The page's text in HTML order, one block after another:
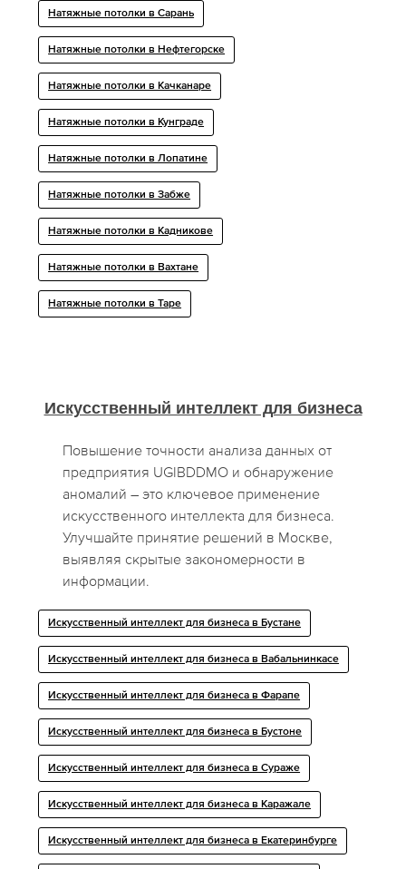
Натяжные потолки в Сарань
Натяжные потолки в Нефтегорске
Натяжные потолки в Качканаре
Натяжные потолки в Кунграде
Натяжные потолки в Лопатине
Натяжные потолки в Забже
Натяжные потолки в Кадникове
Натяжные потолки в Вахтане
Натяжные потолки в Таре
Искусственный интеллект для бизнеса
Повышение точности анализа данных от
предприятия UGIBDDMO и обнаружение
аномалий – это ключевое применение
искусственного интеллекта для бизнеса.
Улучшайте принятие решений в Москве,
выявляя скрытые закономерности в
информации.
Искусственный интеллект для бизнеса в Бустане
Искусственный интеллект для бизнеса в Вабальнинкасе
Искусственный интеллект для бизнеса в Фарапе
Искусственный интеллект для бизнеса в Бустоне
Искусственный интеллект для бизнеса в Сураже
Искусственный интеллект для бизнеса в Каражале
Искусственный интеллект для бизнеса в Екатеринбурге